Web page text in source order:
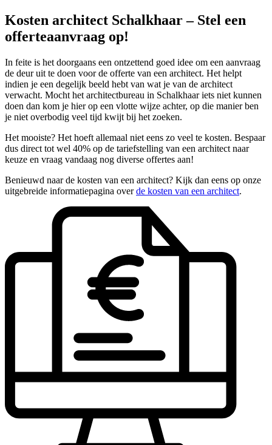
Kosten architect Schalkhaar – Stel een
offerteaanvraag op!
In feite is het doorgaans een ontzettend goed idee om een aanvraag
de deur uit te doen voor de offerte van een architect. Het helpt
indien je een degelijk beeld hebt van wat je van de architect
verwacht. Mocht het architectbureau in Schalkhaar iets niet kunnen
doen dan kom je hier op een vlotte wijze achter, op die manier ben
je niet overbodig veel tijd kwijt bij het zoeken.
Het mooiste? Het hoeft allemaal niet eens zo veel te kosten. Bespaar
dus direct tot wel 40% op de tariefstelling van een architect naar
keuze en vraag vandaag nog diverse offertes aan!
Benieuwd naar de kosten van een architect? Kijk dan eens op onze
uitgebreide informatiepagina overde kosten van een architect.